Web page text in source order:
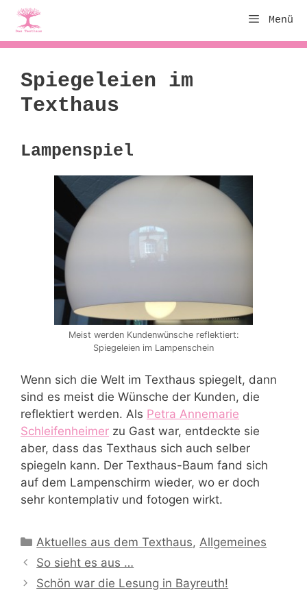
Zum
Inhalt
springen
Menü
Spiegeleien im
Texthaus
Lampenspiel
Meist werden Kundenwünsche reflektiert:
Spiegeleien im Lampenschein
Wenn sich die Welt im Texthaus spiegelt, dann
sind es meist die Wünsche der Kunden, die
reflektiert werden. Als Petra Annemarie
Schleifenheimer zu Gast war, entdeckte sie
aber, dass das Texthaus sich auch selber
spiegeln kann. Der Texthaus-Baum fand sich
auf dem Lampenschirm wieder, wo er doch
sehr kontemplativ und fotogen wirkt.
Kategorien
Aktuelles aus dem Texthaus,Allgemeines
So sieht es aus …
Schön war die Lesung in Bayreuth!